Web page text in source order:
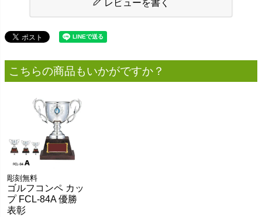
レビューを書く
こちらの商品もいかがですか？
彫刻無料
ゴルフコンペ カッ
プ FCL-84A 優勝
表彰